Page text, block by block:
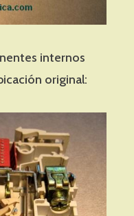
internos
original: